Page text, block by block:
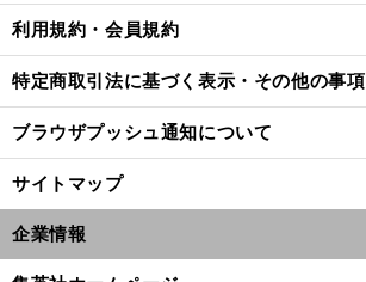
利用規約・会員規約
特定商取引法に基づく表示・その他の事項
ブラウザプッシュ通知について
サイトマップ
企業情報